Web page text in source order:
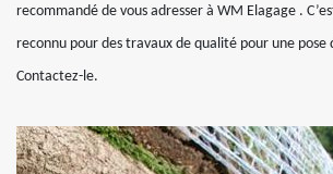
recommandé de vous adresser à WM Elagage .
reconnu pour des travaux de qualité pour une pose
Contactez-le.